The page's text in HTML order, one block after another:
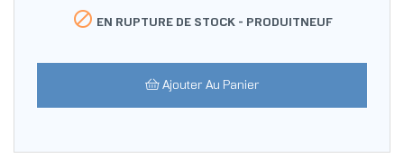
 EN RUPTURE DE STOCK - PRODUITNEUF
Ajouter Au Panier